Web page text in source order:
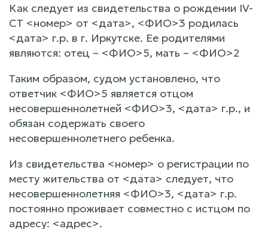
Как следует из свидетельства о рождении IV-
СТ <номер> от <дата>, <ФИО>3 родилась
<дата> г.р. в г. Иркутске. Ее родителями
являются: отец – <ФИО>5, мать – <ФИО>2
Таким образом, судом установлено, что
ответчик <ФИО>5 является отцом
несовершеннолетней <ФИО>3, <дата> г.р., и
обязан содержать своего
несовершеннолетнего ребенка.
Из свидетельства <номер> о регистрации по
месту жительства от <дата> следует, что
несовершеннолетняя <ФИО>3, <дата> г.р.
постоянно проживает совместно с истцом по
адресу: <адрес>.